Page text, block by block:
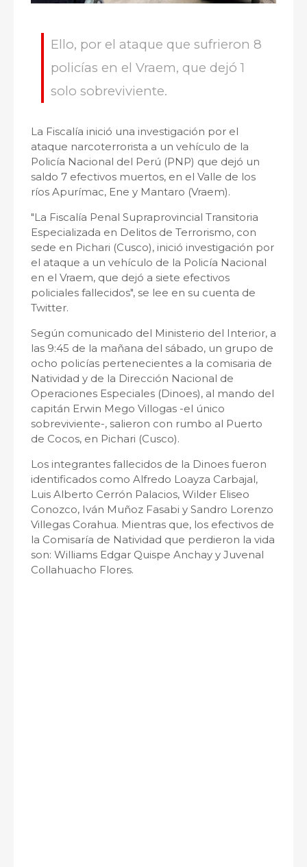
Ello, por el ataque que sufrieron 8
policías en el Vraem, que dejó 1
solo sobreviviente.
La Fiscalía inició una investigación por el
ataque narcoterrorista a un vehículo de la
Policía Nacional del Perú (PNP) que dejó un
saldo 7 efectivos muertos, en el Valle de los
ríos Apurímac, Ene y Mantaro (Vraem).
"La Fiscalía Penal Supraprovincial Transitoria
Especializada en Delitos de Terrorismo, con
sede en Pichari (Cusco), inició investigación por
el ataque a un vehículo de la Policía Nacional
en el Vraem, que dejó a siete efectivos
policiales fallecidos", se lee en su cuenta de
Twitter.
Según comunicado del Ministerio del Interior, a
las 9:45 de la mañana del sábado, un grupo de
ocho policías pertenecientes a la comisaria de
Natividad y de la Dirección Nacional de
Operaciones Especiales (Dinoes), al mando del
capitán Erwin Mego Villogas -el único
sobreviviente-, salieron con rumbo al Puerto
de Cocos, en Pichari (Cusco).
Los integrantes fallecidos de la Dinoes fueron
identificados como Alfredo Loayza Carbajal,
Luis Alberto Cerrón Palacios, Wilder Eliseo
Conozco, Iván Muñoz Fasabi y Sandro Lorenzo
Villegas Corahua. Mientras que, los efectivos de
la Comisaría de Natividad que perdieron la vida
son: Williams Edgar Quispe Anchay y Juvenal
Collahuacho Flores.